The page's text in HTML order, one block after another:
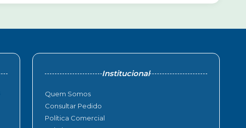
Institucional
Quem Somos
Consultar Pedido
Política Comercial